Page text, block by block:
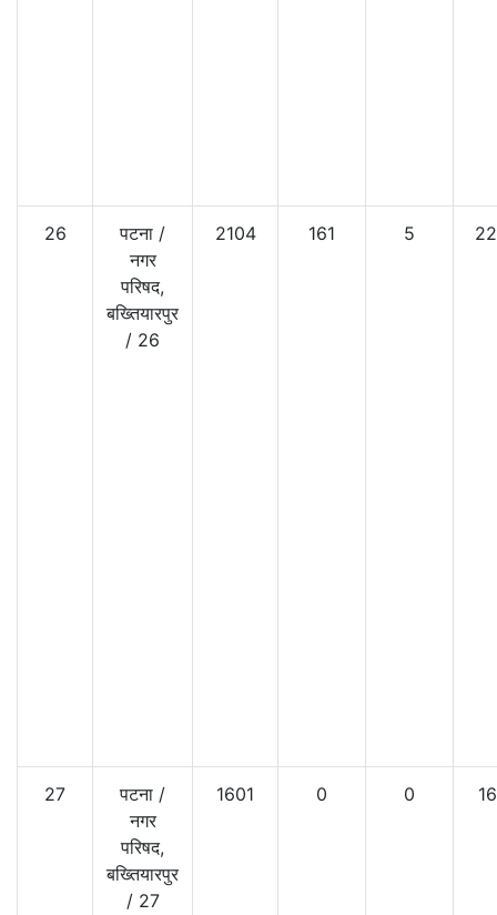
26 पटना /
नगर
परिषद,
बख्तियारपुर
/ 26
2104 161 5
27 पटना /
नगर
परिषद,
बख्तियारपुर
/ 27
1601 0 0